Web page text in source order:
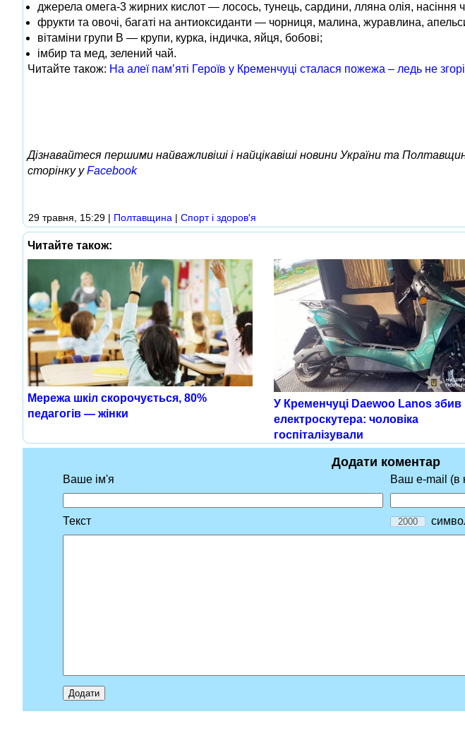
джерела омега-3 жирних кислот — лосось, тунець, сардини, лляна олія, насіння
фрукти та овочі, багаті на антиоксиданти — чорниця, малина, журавлина,
вітаміни групи В — крупи, курка, індичка, яйця, бобові;
імбир та мед, зелений чай.
Читайте також: На алеї пам’яті Героїв у Кременчуці сталася пожежа – ледь не
Дізнавайтеся першими найважливіші і найцікавіші новини України та
сторінку уFacebook
29 травня, 15:29 | Полтавщина | Спорт і здоров'я
Читайте також:
Мережа шкіл скорочується, 80%
педагогів — жінки
У Кременчуці Daewoo Lanos збив
електроскутера: чоловіка
госпіталізували
Додати коментар
Ваше ім'я Ваш e-mail (в
Текст